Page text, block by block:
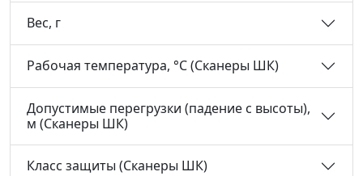
Вес, г
Рабочая температура, °С (Сканеры ШК)
Допустимые перегрузки (падение с высоты),
м (Сканеры ШК)
Класс защиты (Сканеры ШК)